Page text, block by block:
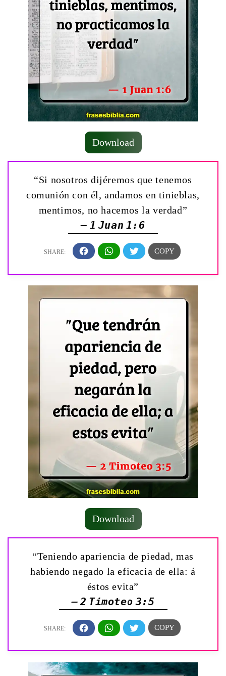
Download
“Si nosotros dijéremos que tenemos
comunión con él, andamos en tinieblas,
mentimos, no hacemos la verdad”
— 1 Juan 1:6
Download
“Teniendo apariencia de piedad, mas
habiendo negado la eficacia de ella: á
éstos evita”
— 2 Timoteo 3:5